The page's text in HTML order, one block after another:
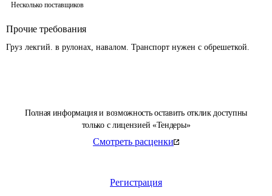
Полная информация и возможность оставить отклик доступны
только с лицензией «Тендеры»
Смотреть расценки
Регистрация
Несколько поставщиков
Прочие требования
Груз лекгий. в рулонах, навалом. Транспорт нужен с обрешеткой.